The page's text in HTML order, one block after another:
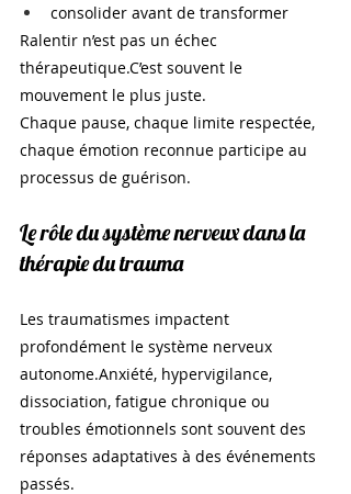
consolider avant de transformer
Ralentir n’est pas un échec
thérapeutique.C’est souvent le
mouvement le plus juste.
Chaque pause, chaque limite respectée,
chaque émotion reconnue participe au
processus de guérison.
Le rôle du système nerveux dans la
thérapie du trauma
Les traumatismes impactent
profondément le système nerveux
autonome.Anxiété, hypervigilance,
dissociation, fatigue chronique ou
troubles émotionnels sont souvent des
réponses adaptatives à des événements
passés.